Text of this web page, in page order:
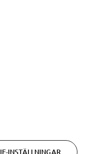
hur vi behandlar dina
INSTÄLLNINGAR